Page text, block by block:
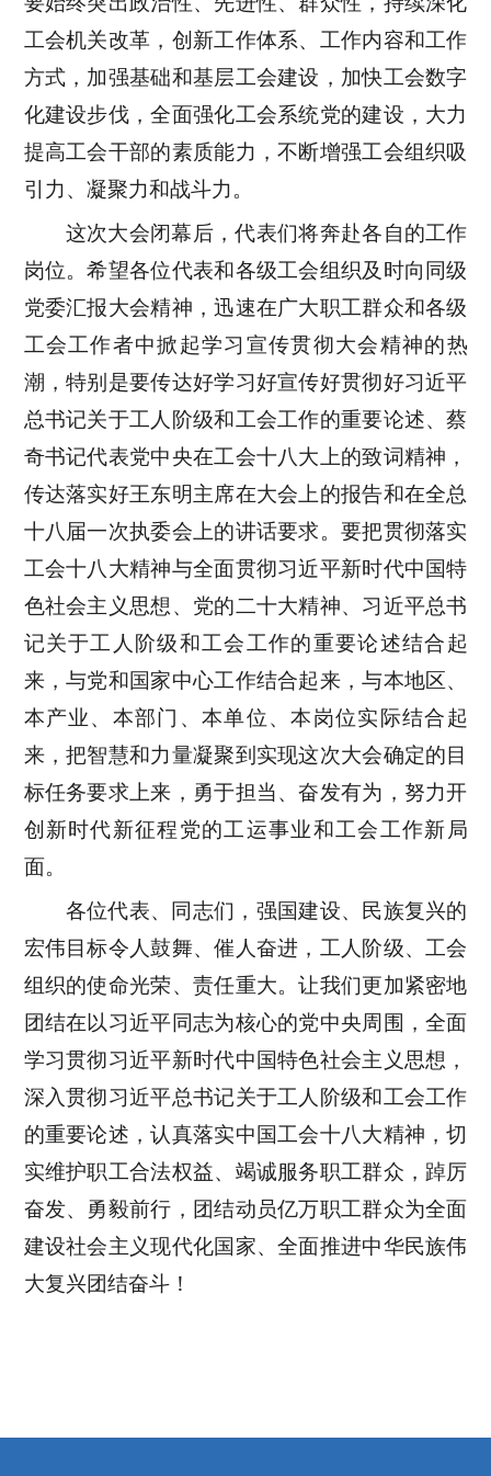
工会机关改革，创新工作体系、工作内容和工作
方式，加强基础和基层工会建设，加快工会数字
化建设步伐，全面强化工会系统党的建设，大力
提高工会干部的素质能力，不断增强工会组织吸
引力、凝聚力和战斗力。
这次大会闭幕后，代表们将奔赴各自的工作
岗位。希望各位代表和各级工会组织及时向同级
党委汇报大会精神，迅速在广大职工群众和各级
工会工作者中掀起学习宣传贯彻大会精神的热
潮，特别是要传达好学习好宣传好贯彻好习近平
总书记关于工人阶级和工会工作的重要论述、蔡
奇书记代表党中央在工会十八大上的致词精神，
传达落实好王东明主席在大会上的报告和在全总
十八届一次执委会上的讲话要求。要把贯彻落实
工会十八大精神与全面贯彻习近平新时代中国特
色社会主义思想、党的二十大精神、习近平总书
记关于工人阶级和工会工作的重要论述结合起
来，与党和国家中心工作结合起来，与本地区、
本产业、本部门、本单位、本岗位实际结合起
来，把智慧和力量凝聚到实现这次大会确定的目
标任务要求上来，勇于担当、奋发有为，努力开
创新时代新征程党的工运事业和工会工作新局
面。
各位代表、同志们，强国建设、民族复兴的
宏伟目标令人鼓舞、催人奋进，工人阶级、工会
组织的使命光荣、责任重大。让我们更加紧密地
团结在以习近平同志为核心的党中央周围，全面
学习贯彻习近平新时代中国特色社会主义思想，
深入贯彻习近平总书记关于工人阶级和工会工作
的重要论述，认真落实中国工会十八大精神，切
实维护职工合法权益、竭诚服务职工群众，踔厉
奋发、勇毅前行，团结动员亿万职工群众为全面
建设社会主义现代化国家、全面推进中华民族伟
大复兴团结奋斗！